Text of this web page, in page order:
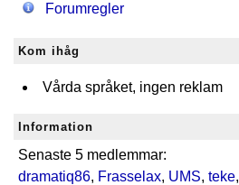
Forumregler
Kom ihåg
Vårda språket, ingen reklam
Information
Senaste 5 medlemmar:
dramatiq86, Frasselax, UMS, teke,